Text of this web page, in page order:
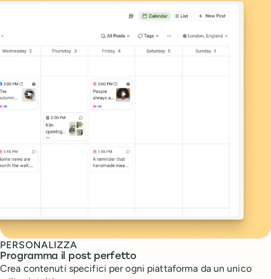
PERSONALIZZA
Programma il post perfetto
Crea contenuti specifici per ogni piattaforma da un unico